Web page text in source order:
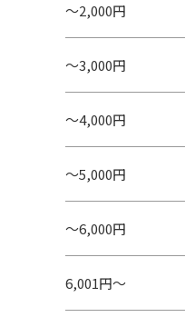
～2,000円
～3,000円
～4,000円
～5,000円
～6,000円
6,001円～